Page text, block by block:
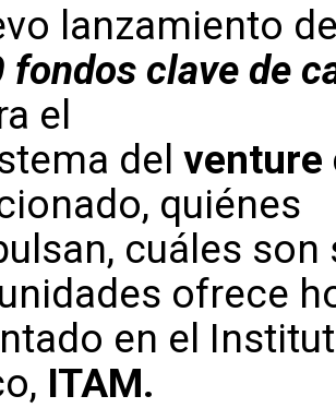
lanzamiento
fondos clave de
el
del venture
quiénes
cuáles
ofrece
en el
ITAM.